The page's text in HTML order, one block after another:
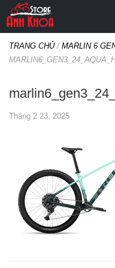
TRANG CHỦ/ MARLIN 6
Tháng 2 23, 2025